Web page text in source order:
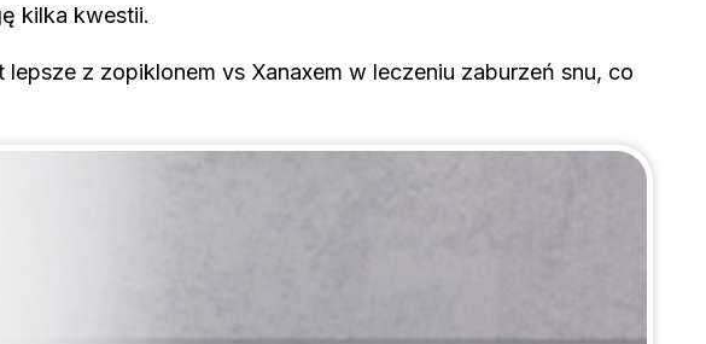
kilka kwestii.
z zopiklonem vs Xanaxem w leczeniu zaburzeń snu, co